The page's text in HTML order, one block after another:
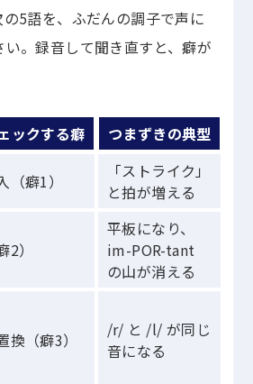
5語を、ふだんの調子で声に
。録音して聞き直すと、癖が
ックする癖
つまずきの典型
（癖1）
「ストライク」
と拍が増える
）
平板になり、
im-POR-tant
の山が消える
換（癖3）
/r/ と /l/ が同じ
音になる